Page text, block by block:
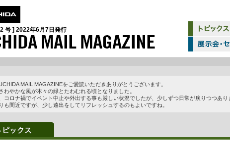
号 ] 2022年6月7日 発行
MAIL MAGAZINEをご愛読いただきありがとうございます。
わやかな風が木々の緑とたわむれる頃となりました。
コロナ禍でイベント中止や外出する事も厳しい状況でしたが、少しずつ日常が戻りつつあり
も間近ですが、少し遠出をしてリフレッシュするのもよいですね。